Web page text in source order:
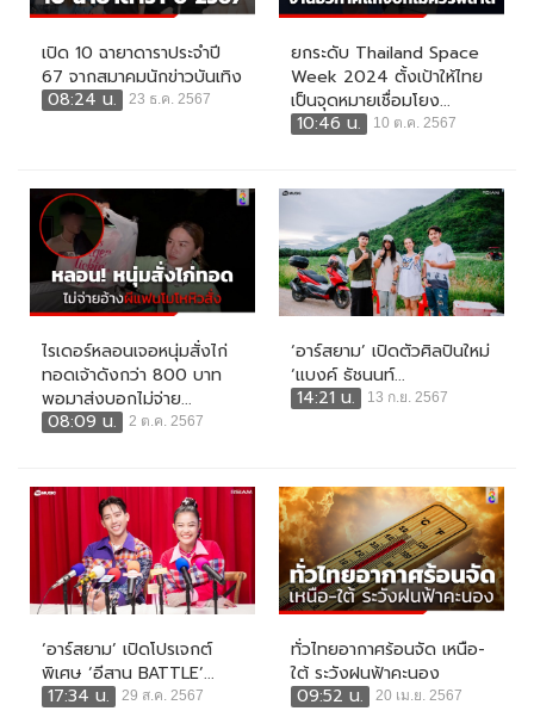
เปิด 10 ฉายาดาราประจำปี
67 จากสมาคมนักข่าวบันเทิง
08:24 น.
23 ธ.ค. 2567
ยกระดับ Thailand Space
Week 2024 ตั้งเป้าให้ไทย
เป็นจุดหมายเชื่อมโยง...
10:46 น.
10 ต.ค. 2567
ไรเดอร์หลอนเจอหนุ่มสั่งไก่
ทอดเจ้าดังกว่า 800 บาท
พอมาส่งบอกไม่จ่าย...
08:09 น.
2 ต.ค. 2567
‘อาร์สยาม’ เปิดตัวศิลปินใหม่
‘แบงค์ ธัชนนท์...
14:21 น.
13 ก.ย. 2567
‘อาร์สยาม’ เปิดโปรเจกต์
พิเศษ ‘อีสาน BATTLE’...
17:34 น.
29 ส.ค. 2567
ทั่วไทยอากาศร้อนจัด เหนือ-
ใต้ ระวังฝนฟ้าคะนอง
09:52 น.
20 เม.ย. 2567